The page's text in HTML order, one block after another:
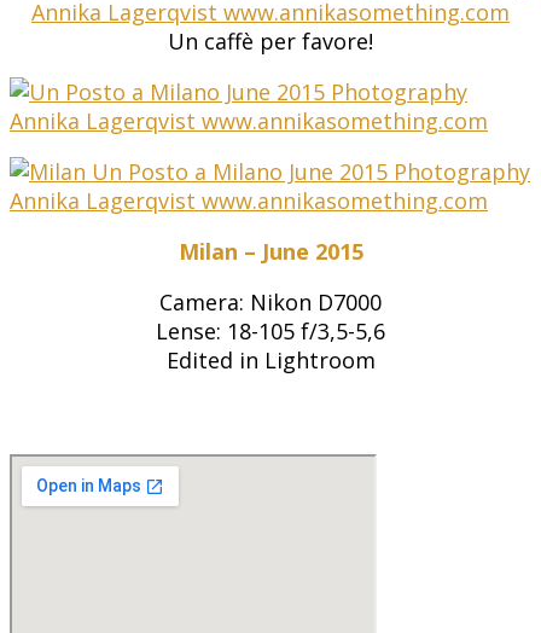
Un caffè per favore!
Milan – June 2015
Camera: Nikon D7000
Lense: 18-105 f/3,5-5,6
Edited in Lightroom